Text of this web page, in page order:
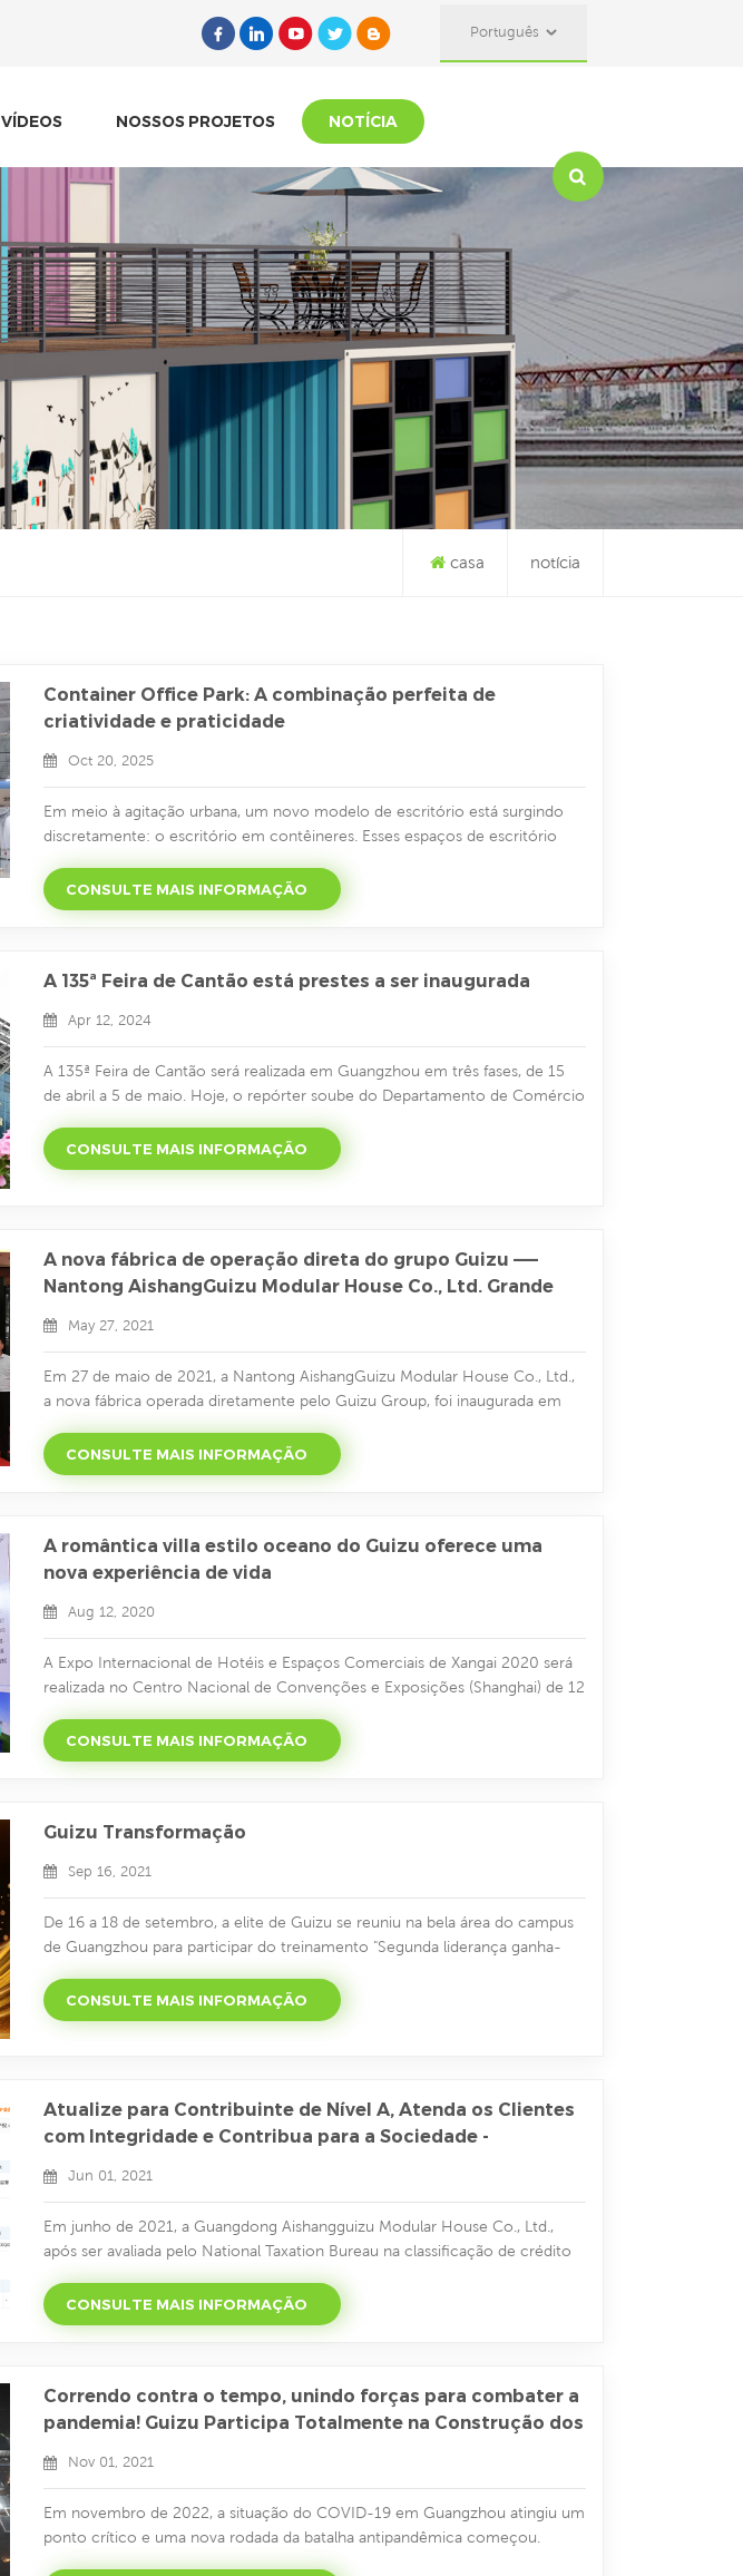
Português
VÍDEOS NOSSOS PROJETOS NOTÍCIA
casa notícia
Container Office Park: A combinação perfeita de
criatividade e praticidade
Oct 20, 2025
Em meio à agitação urbana, um novo modelo de escritório está surgindo
discretamente: o escritório em contêineres. Esses espaços de escritório
reaproveitados, criados a partir de contêineres descartados, apresentam
estética única e layouts flexíveis, criando uma paisagem urbana vibrante.
Rompendo com as restrições dos escritórios tradicionais, eles combinam
CONSULTE MAIS INFORMAÇÃO
A 135ª Feira de Cantão está prestes a ser inaugurada
Apr 12, 2024
A 135ª Feira de Cantão será realizada em Guangzhou em três fases, de 15
de abril a 5 de maio. Hoje, o repórter soube do Departamento de Comércio
da província que um total de 456 empresas em Hunan formaram um grupo
comercial para participar da exposição, que irá exibir muitas mercadorias
características de Hunan de alta qualidade, como cerâmica, fogos de
CONSULTE MAIS INFORMAÇÃO
A nova fábrica de operação direta do grupo Guizu ——
Nantong AishangGuizu Modular House Co., Ltd. Grande
May 27, 2021
Em 27 de maio de 2021, a Nantong AishangGuizu Modular House Co., Ltd.,
a nova fábrica operada diretamente pelo Guizu Group, foi inaugurada em
Quanrong Industrial Park, Rudong County, Nantong City. Por muito tempo,
a marca Guizu foi profundamente amada e confiada pelos clientes e tem
uma alta participação de mercado na China Central. No início do século 21,
CONSULTE MAIS INFORMAÇÃO
A romântica villa estilo oceano do Guizu oferece uma
nova experiência de vida
Aug 12, 2020
A Expo Internacional de Hotéis e Espaços Comerciais de Xangai 2020 será
realizada no Centro Nacional de Convenções e Exposições (Shanghai) de 12
a 14 de agosto de 2020. Aderindo ao conceito de inovação e tendência,
esta exposição é feita sob medida para designers e engenheiros ,
fornecendo uma plataforma de compra única. Como centro econômico,
CONSULTE MAIS INFORMAÇÃO
Guizu Transformação
Sep 16, 2021
De 16 a 18 de setembro, a elite de Guizu se reuniu na bela área do campus
de Guangzhou para participar do treinamento "Segunda liderança ganha-
ganha da Guizu Business School" no Yalle Xuan Hotel. Eles convidaram um
dos dez melhores palestrantes do país, o Sr. Zhang Yi Wu, para transmitir
"habilidades de gerenciamento e aplicação" aos numerosos alunos de gu.
CONSULTE MAIS INFORMAÇÃO
Atualize para Contribuinte de Nível A, Atenda os Clientes
com Integridade e Contribua para a Sociedade -
Jun 01, 2021
Em junho de 2021, a Guangdong Aishangguizu Modular House Co., Ltd.,
após ser avaliada pelo National Taxation Bureau na classificação de crédito
fiscal de 2020, foi premiada como contribuinte de nível A. Essa conquista
fortalece ainda mais a confiança da Guizu em conduzir negócios com
integridade, atender clientes e retribuir à sociedade. Desde a sua criação
CONSULTE MAIS INFORMAÇÃO
Correndo contra o tempo, unindo forças para combater a
pandemia! Guizu Participa Totalmente na Construção dos
Nov 01, 2021
Em novembro de 2022, a situação do COVID-19 em Guangzhou atingiu um
ponto crítico e uma nova rodada da batalha antipandêmica começou.
Guangdong Cabinets, através de suas várias filiais em toda a região,